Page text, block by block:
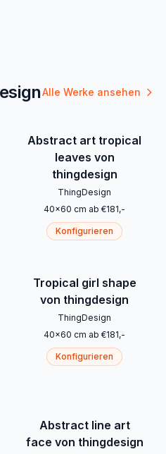
Alle Werke ansehen
Abstract art tropical
leaves von
thingdesign
ThingDesign
40x60 cm ab €181,-
Konfigurieren
Tropical girl shape
von thingdesign
ThingDesign
40x60 cm ab €181,-
Konfigurieren
Abstract line art
face von thingdesign